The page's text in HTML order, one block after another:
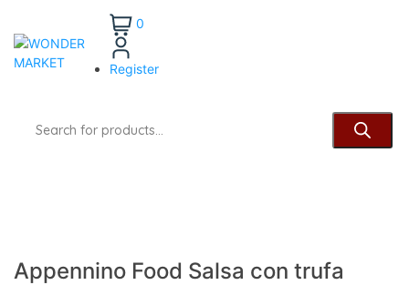
0
Register
Appennino Food Salsa con trufa